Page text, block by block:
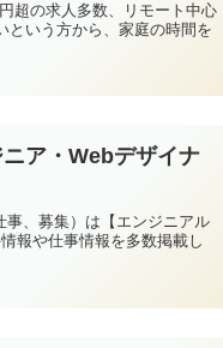
超の求人多数、リモート中心
という方から、家庭の時間を
ア・Webデザイナ
、募集）は【エンジニアル
報や仕事情報を多数掲載し